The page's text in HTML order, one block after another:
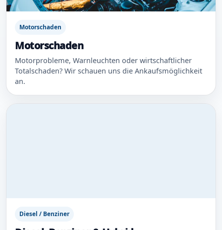
Motorschaden
Motorschaden
Motorprobleme, Warnleuchten oder wirtschaftlicher
Totalschaden? Wir schauen uns die Ankaufsmöglichkeit
an.
Diesel / Benziner